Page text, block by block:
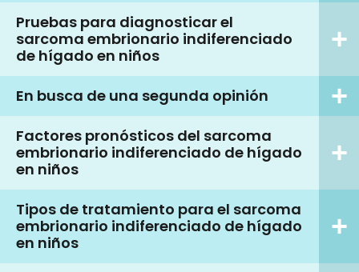
Pruebas para diagnosticar el
sarcoma embrionario indiferenciado
de hígado en niños
En busca de una segunda opinión
Factores pronósticos del sarcoma
embrionario indiferenciado de hígado
en niños
Tipos de tratamiento para el sarcoma
embrionario indiferenciado de hígado
en niños